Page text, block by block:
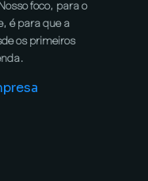
foco, para o
é para que a
os primeiros